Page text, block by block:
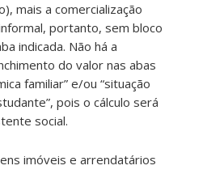
mais a comercialização
portanto, sem bloco
indicada. Não há a
do valor nas abas
familiar” e/ou “situação
pois o cálculo será
social.
imóveis e arrendatários